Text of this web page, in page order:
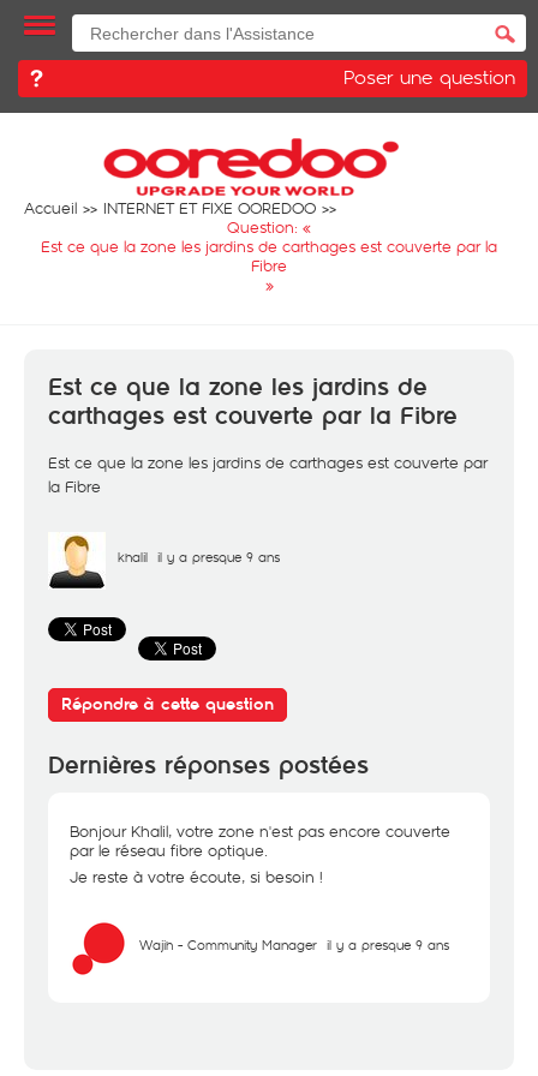
Poser une question
Accueil
INTERNET ET FIXE OOREDOO
Question: «
Est ce que la zone les jardins de carthages est couverte par la
Fibre
»
Est ce que la zone les jardins de
carthages est couverte par la Fibre
Est ce que la zone les jardins de carthages est couverte par
la Fibre
khalil il y a presque 9 ans
Répondre à cette question
Dernières réponses postées
Bonjour Khalil, votre zone n'est pas encore couverte
par le réseau fibre optique.
Je reste à votre écoute, si besoin !
Wajih - Community Manager il y a presque 9 ans